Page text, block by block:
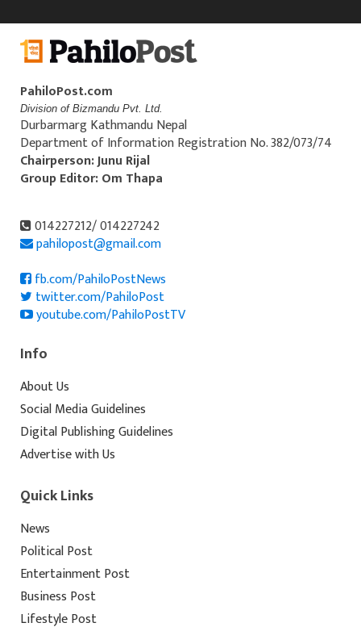
PahiloPost.com
Division of Bizmandu Pvt. Ltd.
Durbarmarg Kathmandu Nepal
Department of Information Registration No. 382/073/74
Chairperson: Junu Rijal
Group Editor: Om Thapa
014227212/ 014227242
pahilopost@gmail.com
fb.com/PahiloPostNews
twitter.com/PahiloPost
youtube.com/PahiloPostTV
Info
About Us
Social Media Guidelines
Digital Publishing Guidelines
Advertise with Us
Quick Links
News
Political Post
Entertainment Post
Business Post
Lifestyle Post